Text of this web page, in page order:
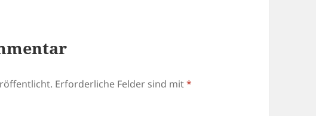
Erforderliche Felder sind mit*